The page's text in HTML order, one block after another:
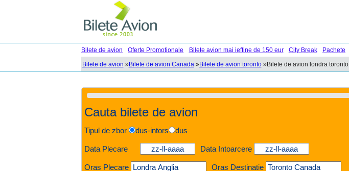
Bilete de avion
Oferte Promotionale Bilete avion mai ieftine de 150 eur City Break Pachete
Bilete de avion »Bilete de avion Canada »Bilete de avion toronto»Bilete de avion londra toronto
Cauta bilete de avion
Tipul de zbor dus-intors dus
Data Plecare Data Intoarcere
Oras Plecare Oras Destinatie